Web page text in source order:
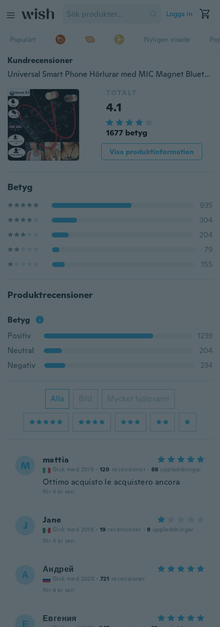
Logga in
Populärt Nyligen visade
Kundrecensioner
Universal Smart Phone Hörlurar med MIC Magnet Bluetooth Hörlurar Trådlösa Stereo Headset Musik In-Ear hörlurar för iPhone Samsung Xiaomi Android Kopfhörer Fones de ouvido Auriculares Écouteurs Auricolari cuffia
TOTALT
4.1
1677 betyg
Visa produktinformation
Betyg
935
304
204
79
155
Produktrecensioner
Betyg
Positiv
1239
Neutral
204
Negativ
234
Alla Bild Mycket hjälpsamt
M mattia
Gick med 2019 · 120 recensioner · 88 uppladdningar
Ottimo acquisto le acquistero ancora
för 4 år sen
J Jane
Gick med 2018 · 19 recensioner · 8 uppladdningar
för 4 år sen
А Андрей
Gick med 2020 · 721 recensioner
för 4 år sen
Е Евгения